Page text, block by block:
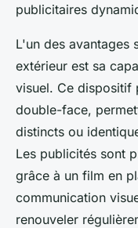
publicitaires
L'un des avantages
extérieur est sa
visuel. Ce dispositif
double-face,
distincts ou
Les publicités sont
grâce à un film en
communication
renouveler